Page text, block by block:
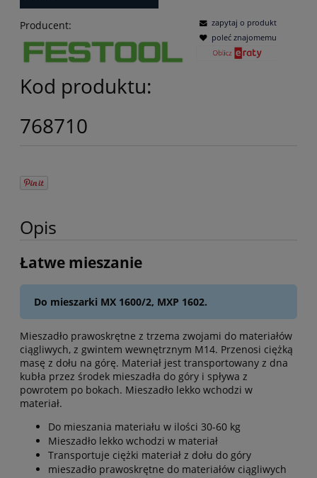
Producent:
Kod produktu:
768710
zapytaj o produkt
poleć znajomemu
Opis
Łatwe mieszanie
Do mieszarki MX 1600/2, MXP 1602.
Mieszadło prawoskrętne z trzema zwojami do materiałów
ciągliwych, z gwintem wewnętrznym M14. Przenosi ciężką
masę z dołu na górę. Materiał jest transportowany z dna
kubła przez środek mieszadła do góry i spływa z
powrotem po bokach. Mieszadło lekko wchodzi w
materiał.
Do mieszania materiału w ilości 30-60 kg
Mieszadło lekko wchodzi w materiał
Transportuje ciężki materiał z dołu do góry
mieszadło prawoskrętne do materiałów ciągliwych